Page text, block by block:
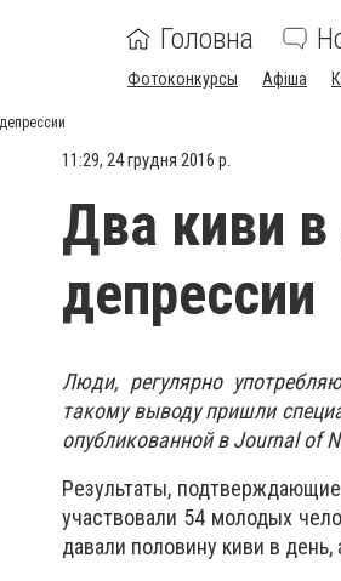
Головна
Фотоконкурсы Афіша
11:29, 24 грудня 2016 р.
Два киви
депрессии
Люди, регулярно
такому выводу пришли
опубликованной в Journal of
Результаты,
участвовали 54 молодых
давали половину киви в